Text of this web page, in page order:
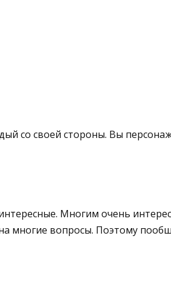
со своей стороны. Вы
Многим очень
многие вопросы. Поэтому